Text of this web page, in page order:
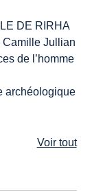
DE RIRHA
Camille Jullian
de l’homme
archéologique
Voir tout